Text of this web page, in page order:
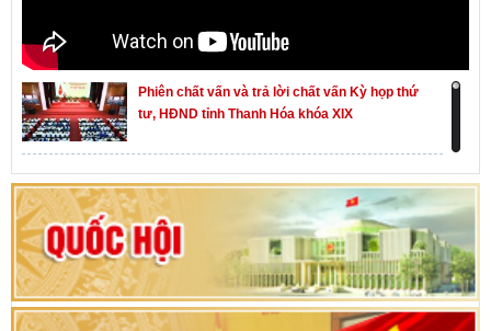
Phiên chất vấn và trả lời chất vấn Kỳ họp thứ
tư, HĐND tỉnh Thanh Hóa khóa XIX
Khai mạc kỳ họp thứ Nhất, Quốc hội khóa XVI
Hướng dẫn quy trình bỏ phiếu bầu cử ĐBQH
khoá XVI và đại biểu HĐND các cấp nhiệm kỳ
2026-2031